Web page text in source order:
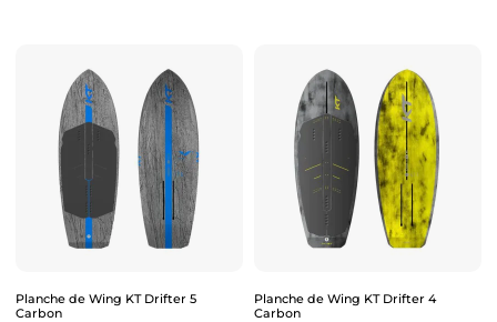
Planche de Wing KT Drifter 5
Carbon
Planche de Wing KT Drifter 4
Carbon